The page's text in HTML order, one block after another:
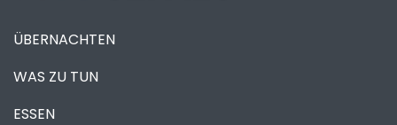
ÜBERNACHTEN
WAS ZU TUN
ESSEN